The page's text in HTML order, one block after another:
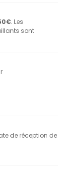
. Les
sont
de réception de